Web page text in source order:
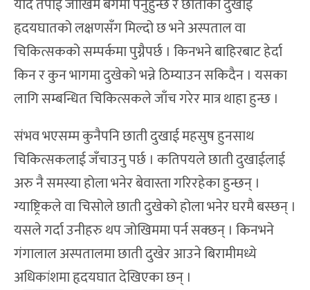
यदि तपाईं जोखिम बर्गमा पर्नुहुन्छ र छातीको दुखाई
हृदयघातको लक्षणसँग मिल्दो छ भने अस्पताल वा
चिकित्सकको सम्पर्कमा पुग्नैपर्छ । किनभने बाहिरबाट हेर्दा
किन र कुन भागमा दुखेको भन्ने ठिम्याउन सकिदैन । यसका
लागि सम्बन्धित चिकित्सकले जाँच गरेर मात्र थाहा हुन्छ ।
संभव भएसम्म कुनैपनि छाती दुखाई महसुष हुनसाथ
चिकित्सकलाई जँचाउनु पर्छ । कतिपयले छाती दुखाईलाई
अरु नै समस्या होला भनेर बेवास्ता गरिरहेका हुन्छन् ।
ग्याष्ट्रिकले वा चिसोले छाती दुखेको होला भनेर घरमै बस्छन् ।
यसले गर्दा उनीहरु थप जोखिममा पर्न सक्छन् । किनभने
गंगालाल अस्पतालमा छाती दुखेर आउने बिरामीमध्ये
अधिकांशमा हृदयघात देखिएका छन् ।